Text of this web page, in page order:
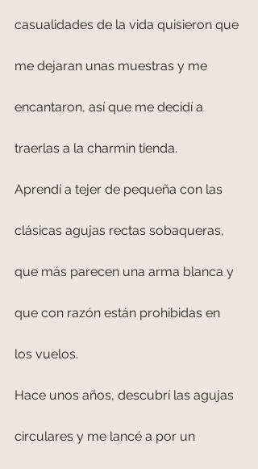
casualidades de la vida quisieron que
me dejaran unas muestras y me
encantaron, así que me decidí a
traerlas a la charmin tienda.
Aprendí a tejer de pequeña con las
clásicas agujas rectas sobaqueras,
que más parecen una arma blanca y
que con razón están prohibidas en
los vuelos.
Hace unos años, descubrí las agujas
circulares y me lancé a por un